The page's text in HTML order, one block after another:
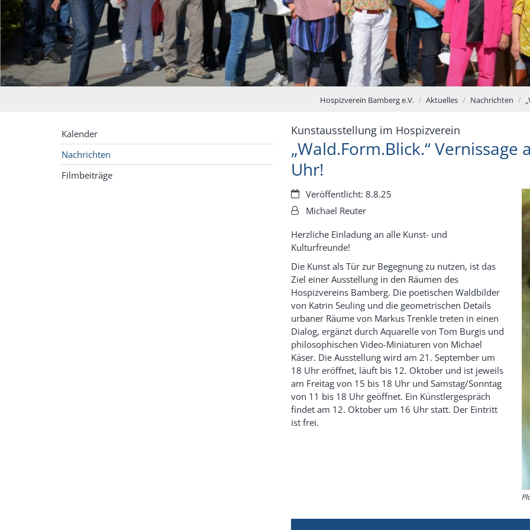
Hospizverein Bamberg e.V. Aktuelles Nachrichten
Kunstausstellung im Hospizverein
„Wald.Form.Blick.“
Uhr!
Datum:Veröffentlicht: 8.8.25
Von:Michael Reuter
Herzliche Einladung an alle Kunst- und
Kulturfreunde!
Die Kunst als Tür zur Begegnung zu nutzen, ist das
Ziel einer Ausstellung in den Räumen des
Hospizvereins Bamberg. Die poetischen Waldbilder
von Katrin Seuling und die geometrischen Details
urbaner Räume von Markus Trenkle treten in einen
Dialog, ergänzt durch Aquarelle von Tom Burgis und
philosophischen Video-Miniaturen von Michael
Käser. Die Ausstellung wird am 21. September um
18 Uhr eröffnet, läuft bis 12. Oktober und ist jeweils
am Freitag von 15 bis 18 Uhr und Samstag/Sonntag
von 11 bis 18 Uhr geöffnet. Ein Künstlergespräch
findet am 12. Oktober um 16 Uhr statt. Der Eintritt
ist frei.
Kalender
Nachrichten
Filmbeiträge